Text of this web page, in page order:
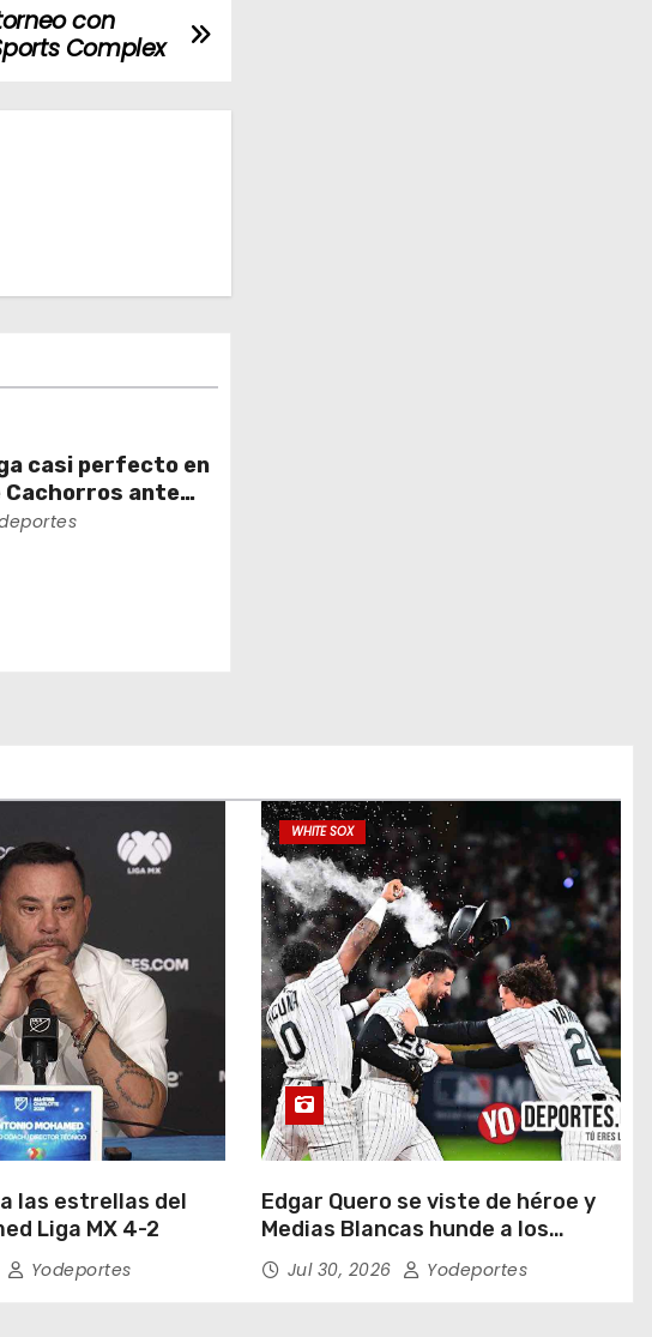
con
Complex
casi perfecto en
ante
las estrellas del
Liga MX 4-2
Yodeportes
WHITE SOX
Edgar Quero se viste de héroe y
Medias Blancas hunde a los
Yankees de Nueva York en doce
entradas
Jul 30, 2026 Yodeportes